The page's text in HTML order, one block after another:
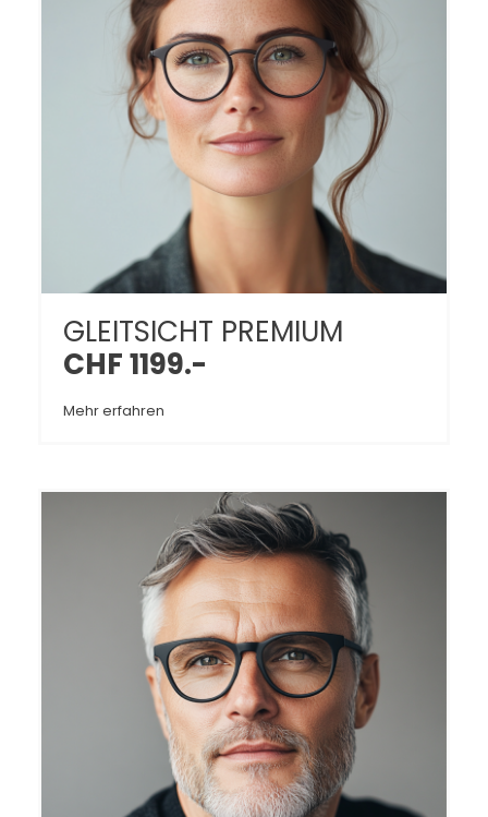
GLEITSICHT PREMIUM
CHF 1199.-
Mehr erfahren